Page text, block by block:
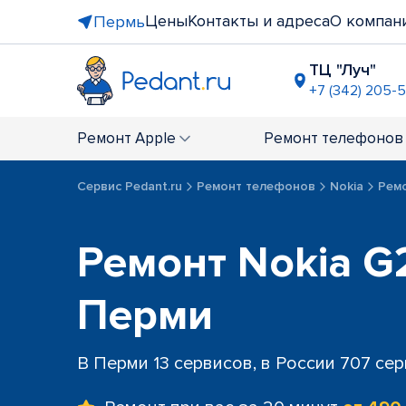
ПермьЦеныКонтакты и адресаО
ТЦ "Луч"
+7 (342) 205-
+7 (342)
ТЦ
+7 (342)
ТЦ
+7 (342)
Ремонт Apple Ремонт телефонов
Сервис Pedant.ru Ремонт телефонов Nokia
Ремонт Nokia
Перми
В Перми 13 сервисов, в России 707